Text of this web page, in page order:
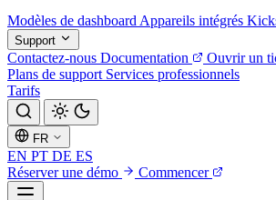
Modèles de dashboard Appareils intégrés
Support
Contactez-nous Documentation Ouvrir un
Plans de support Services professionnels
Tarifs
FR
EN PT DE ES
Réserver une démo
Commencer